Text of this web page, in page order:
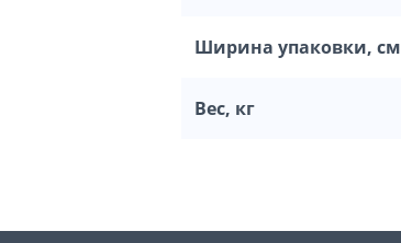
Ширина упаковки, см
Вес, кг